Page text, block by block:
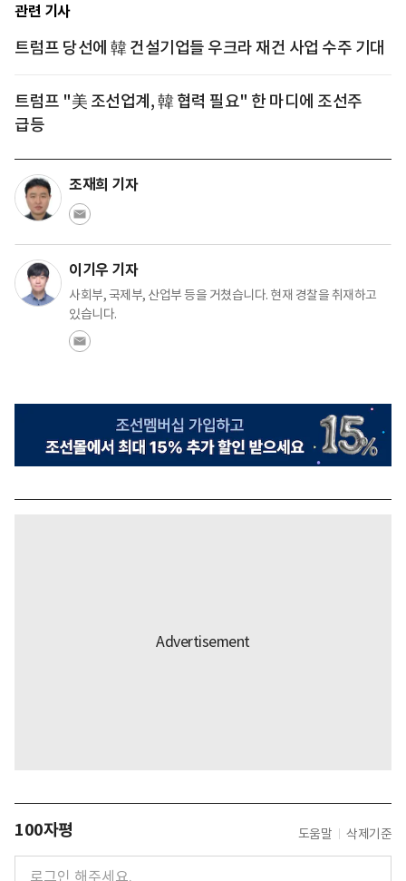
관련 기사
트럼프 당선에 韓 건설기업들 우크라 재건 사업 수주 기대
트럼프 "美 조선업계, 韓 협력 필요" 한 마디에 조선주
급등
조재희 기자
이기우 기자
사회부, 국제부, 산업부 등을 거쳤습니다. 현재 경찰을 취재하고
있습니다.
100자평 도움말 삭제기준